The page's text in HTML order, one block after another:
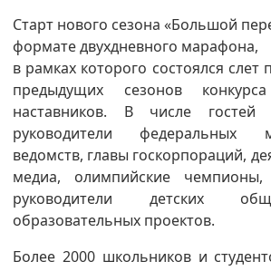
Старт нового сезона «Большой
формате двухдневного марафона,
в рамках которого состоялся слет
предыдущих сезонов
наставников. В числе гостей
руководители федеральных
ведомств, главы госкорпораций,
медиа, олимпийские чемпионы,
руководители детских
образовательных проектов.
Более 2000 школьников и